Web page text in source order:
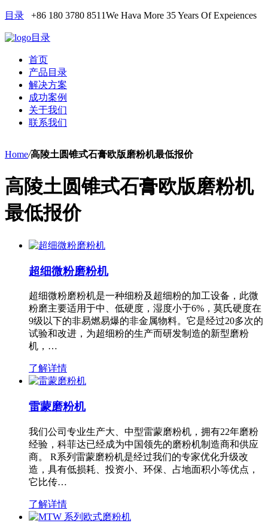
目录 +86 180 3780 8511We Hava More 35 Years Of Expeiences
目录
首页
产品目录
解决方案
成功案例
关于我们
联系我们
Home/高陵土圆锥式石膏欧版磨粉机最低报价
高陵土圆锥式石膏欧版磨粉机
最低报价
超细微粉磨粉机
超细微粉磨粉机是一种细粉及超细粉的加工设备，此微
粉磨主要适用于中、低硬度，湿度小于6%，莫氏硬度在
9级以下的非易燃易爆的非金属物料。它是经过20多次的
试验和改进，为超细粉的生产而研发制造的新型磨粉
机，…
了解详情
雷蒙磨粉机
我们公司专业生产大、中型雷蒙磨粉机，拥有22年磨粉
经验，科菲达已经成为中国领先的磨粉机制造商和供应
商。 R系列雷蒙磨粉机是经过我们的专家优化升级改
造，具有低损耗、投资小、环保、占地面积小等优点，
它比传…
了解详情